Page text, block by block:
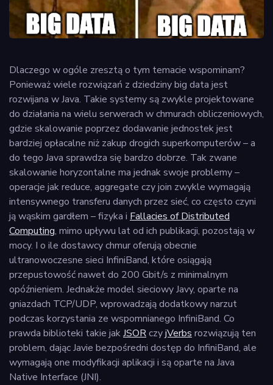
Dlaczego w ogóle zresztą o tym temacie wspominam?
Ponieważ wiele rozwiązań z dziedziny big data jest
rozwijana w Java. Takie systemy są zwykle projektowane
do działania na wielu serwerach w chmurach obliczeniowych,
gdzie skalowanie poprzez dodawanie jednostek jest
bardziej opłacalne niż zakup drogich superkomputerów – a
do tego Java sprawdza się bardzo dobrze. Tak zwane
skalowanie horyzontalne ma jednak swoje problemy –
operacje jak reduce, aggregate czy join zwykle wymagają
intensywnego transferu danych przez sieć, co często czyni
ją wąskim gardłem – fizyka i Fallacies of Distributed
Computing, mimo upływu lat od ich publikacji, pozostają w
mocy. I o ile dostawcy chmur oferują obecnie
ultranowoczesne sieci InfiniBand, które osiągają
przepustowość nawet do 200 Gbit/s z minimalnym
opóźnieniem. Jednakże model sieciowy Javy, oparte na
gniazdach TCP/UDP, wprowadzają dodatkowy narzut
podczas korzystania ze wspomnianego InfiniBand. Co
prawda biblioteki takie jakJSORczyjVerbs rozwiązują ten
problem, dając Javie bezpośredni dostęp do InfiniBand, ale
wymagają one modyfikacji aplikacji i są oparte na Java
Native Interface (JNI).